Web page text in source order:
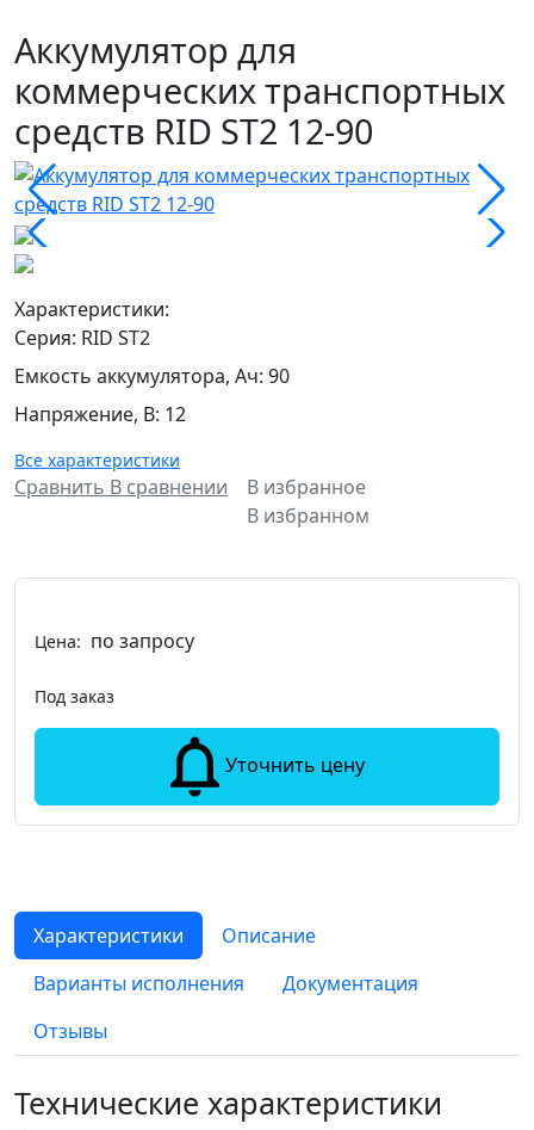
Аккумулятор для
коммерческих транспортных
средств RID ST2 12-90
Характеристики:
Серия: RID ST2
Емкость аккумулятора, Ач: 90
Напряжение, В: 12
Все характеристики
Сравнить В сравнении
В избранное
В избранном
Цена: по запросу
Под заказ
Уточнить цену
Характеристики
Описание
Варианты исполнения
Документация
Отзывы
Технические характеристики